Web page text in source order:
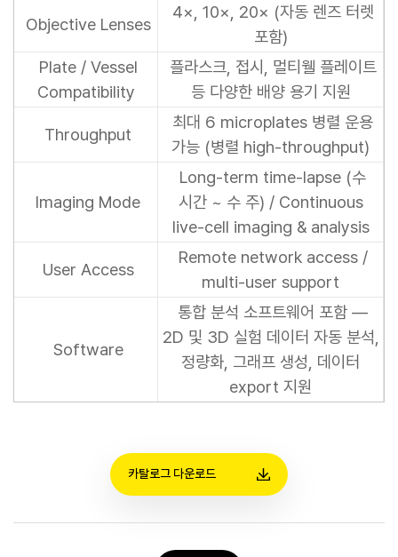
Objective Lenses
4×, 10×, 20× (자동 렌즈 터렛
포함)
Plate / Vessel
Compatibility
플라스크, 접시, 멀티웰 플레이트
등 다양한 배양 용기 지원
Throughput
최대 6 microplates 병렬 운용
가능 (병렬 high-throughput)
Imaging Mode
Long-term time-lapse (수
시간 ~ 수 주) / Continuous
live-cell imaging & analysis
User Access
Remote network access /
multi-user support
Software
통합 분석 소프트웨어 포함 —
2D 및 3D 실험 데이터 자동 분석,
정량화, 그래프 생성, 데이터
export 지원
카탈로그 다운로드